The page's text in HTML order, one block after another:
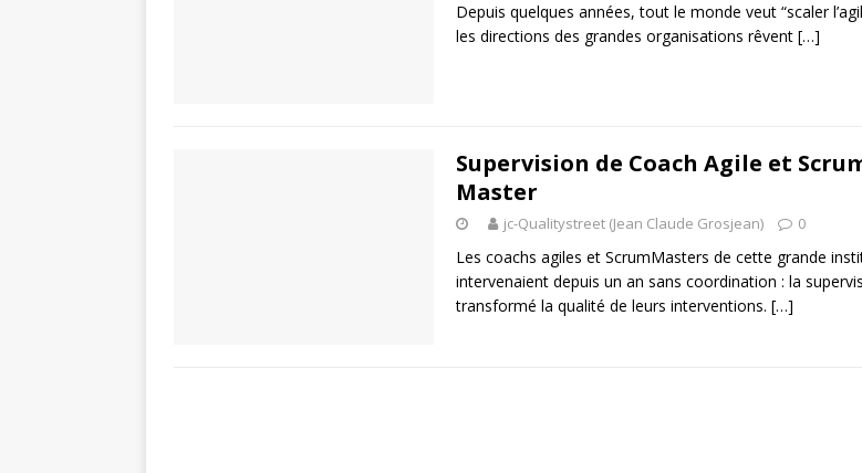
Depuis quelques années, tout le monde veut “scaler
les directions des grandes organisations rêvent […]
Supervision de Coach Agile et
Master
jc-Qualitystreet (Jean Claude Grosjean) 0
Les coachs agiles et ScrumMasters de cette grande
intervenaient depuis un an sans coordination : la
transformé la qualité de leurs interventions. […]